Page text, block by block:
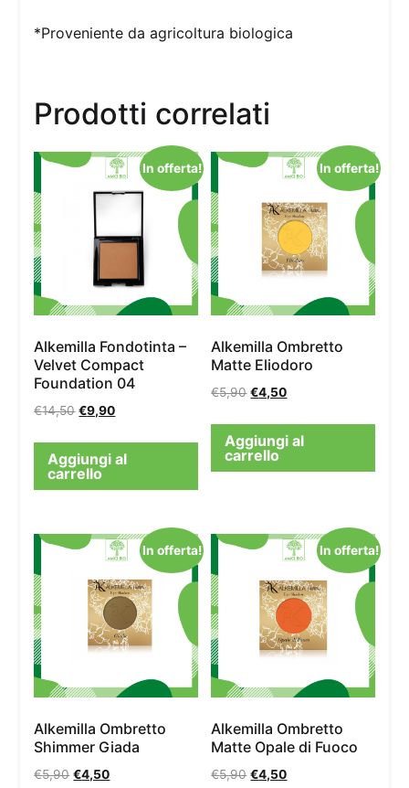
*Proveniente da agricoltura biologica
Prodotti correlati
In offerta!
Alkemilla Fondotinta –
Velvet Compact
Foundation 04
€14,50 €9,90
Aggiungi al
carrello
In offerta!
Alkemilla Ombretto
Matte Eliodoro
€5,90 €4,50
Aggiungi al
carrello
In offerta!
Alkemilla Ombretto
Shimmer Giada
€5,90 €4,50
In offerta!
Alkemilla Ombretto
Matte Opale di Fuoco
€5,90 €4,50